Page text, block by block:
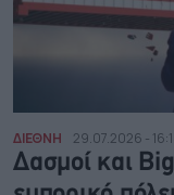
ΔΙΕΘΝΗ 29.07.2026 -
Δασμοί και